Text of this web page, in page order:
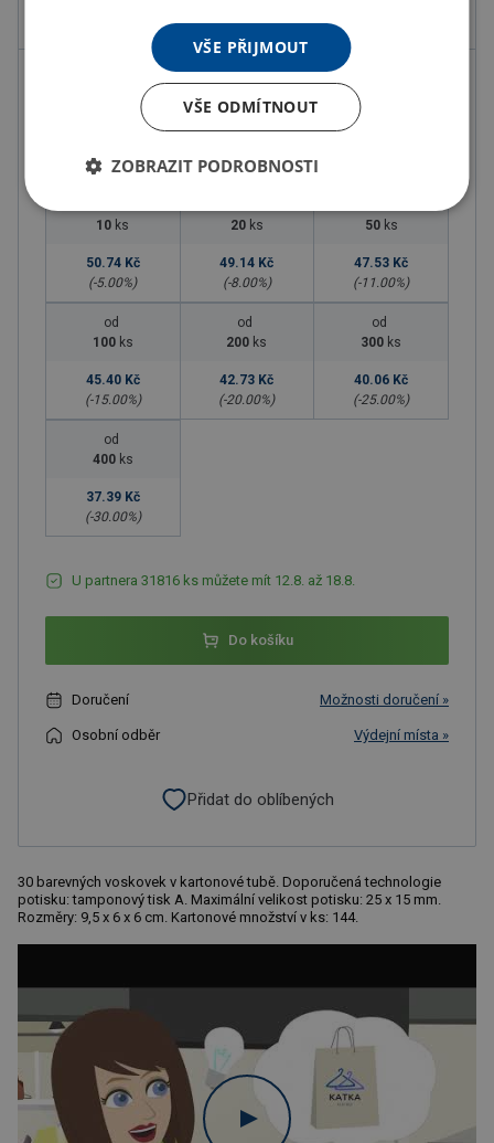
ks 53.41 Kč
Množstevní slevy
10 ks
50.74 Kč
(-5.00%)
20 ks
49.14 Kč
(-8.00%)
50 ks
47.53 Kč
(-11.00%)
od
100 ks
45.40 Kč
(-15.00%)
od
200 ks
42.73 Kč
(-20.00%)
od
300 ks
40.06 Kč
(-25.00%)
od
400 ks
37.39 Kč
(-30.00%)
U partnera 31816 ks můžete mít 12.8. až 18.8.
Do košíku
Doručení Možnosti doručení »
Osobní odběr Výdejní místa »
Přidat do oblíbených
30 barevných voskovek v kartonové tubě. Doporučená technologie
potisku: tamponový tisk A. Maximální velikost potisku: 25 x 15 mm.
Rozměry: 9,5 x 6 x 6 cm. Kartonové množství v ks: 144.
VŠE PŘIJMOUT
VŠE ODMÍTNOUT
ZOBRAZIT PODROBNOSTI